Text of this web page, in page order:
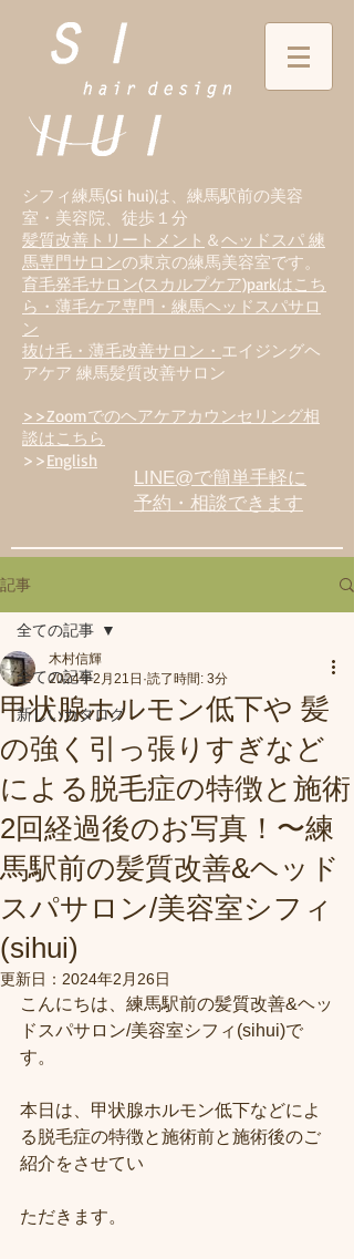
シフィ練馬(Si hui)は、 練馬駅前の美容
室・美容院、徒歩１分
髪質改善トリートメント ＆ヘッドスパ 練
馬専門サロンの東京の練馬美容室です。
育毛発毛サロン(スカルプケア)parkはこち
ら・薄毛ケア専門・練馬ヘッドスパサロ
ン
抜け毛・薄毛改善サロン・ エイジングヘ
アケア 練馬髪質改善サロン
>>Zoomでのヘアケアカウンセリング相
談はこちら
>>English
LINE@で簡単手軽に
予約・相談できます
記事
全ての記事
新しいカタログ
全ての記事
甲状腺ホルモン低下や 髪
の強く引っ張りすぎなど
による脱毛症の特徴と施術
2回経過後のお写真！〜練
馬駅前の髪質改善&ヘッド
スパサロン/美容室シフィ
(sihui)
木村信輝
2024年2月21日 読了時間: 3分
更新日： 2024年2月26日
こんにちは、練馬駅前の髪質改善&ヘッ
ドスパサロン/美容室シフィ(sihui)で
す。
本日は、甲状腺ホルモン低下などによ
る脱毛症の特徴と施術前と施術後のご
紹介をさせてい
ただきます。